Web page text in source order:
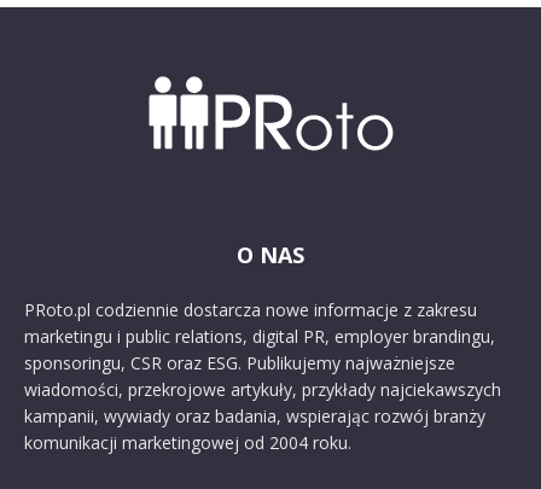
O NAS
PRoto.pl codziennie dostarcza nowe informacje z zakresu
marketingu i public relations, digital PR, employer brandingu,
sponsoringu, CSR oraz ESG. Publikujemy najważniejsze
wiadomości, przekrojowe artykuły, przykłady najciekawszych
kampanii, wywiady oraz badania, wspierając rozwój branży
komunikacji marketingowej od 2004 roku.